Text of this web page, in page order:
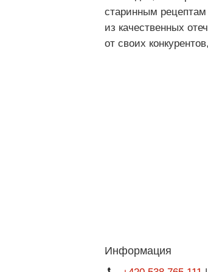
старинным
из качественных
от своих
Информация